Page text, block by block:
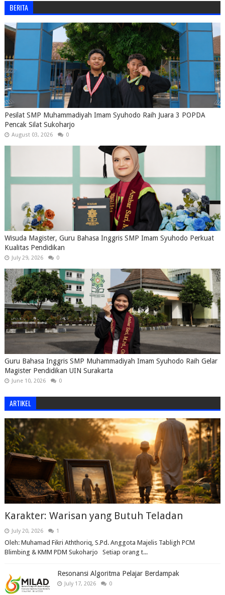
BERITA
Pesilat SMP Muhammadiyah Imam Syuhodo Raih Juara 3 POPDA
Pencak Silat Sukoharjo
August 03, 2026 0
Wisuda Magister, Guru Bahasa Inggris SMP Imam Syuhodo Perkuat
Kualitas Pendidikan
July 29, 2026 0
Guru Bahasa Inggris SMP Muhammadiyah Imam Syuhodo Raih Gelar
Magister Pendidikan UIN Surakarta
June 10, 2026 0
ARTIKEL
Karakter: Warisan yang Butuh Teladan
July 20, 2026 1
Oleh: Muhamad Fikri Aththoriq, S.Pd. Anggota Majelis Tabligh PCM
Blimbing & KMM PDM Sukoharjo Setiap orang t...
Resonansi Algoritma Pelajar Berdampak
July 17, 2026 0